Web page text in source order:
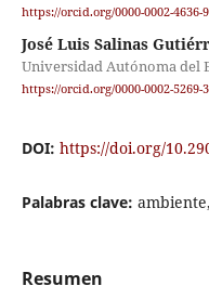
https://orcid.org/0000-0002-4636-
José Luis Salinas
Universidad Autónoma del
https://orcid.org/0000-0002-5269-
DOI: https://doi.org/
Palabras clave:
Resumen